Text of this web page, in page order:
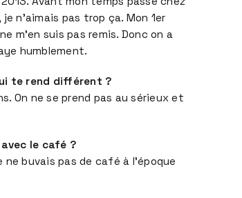
n’aimais pas trop ça. Mon 1er
m’en suis pas remis. Donc on a
humblement.
te rend différent ?
On ne se prend pas au sérieux et
le café ?
ne buvais pas de café à l’époque